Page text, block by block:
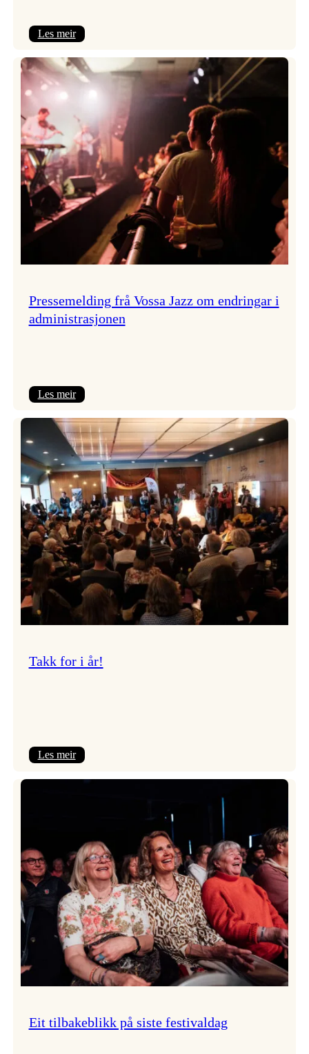
Les meir:
Jazz
søkjer
Pressemelding frå Vossa Jazz om endringar i
administrasjonen
Les meir:
frå
Vossa
Jazz
om
endringar
i
administrasjonen
Takk for i år!
Les meir:
Eit tilbakeblikk på siste festivaldag